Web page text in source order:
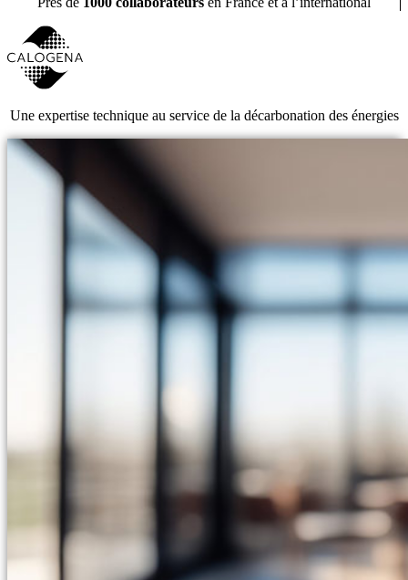
Une expertise technique au service de la décarbonation des énergies